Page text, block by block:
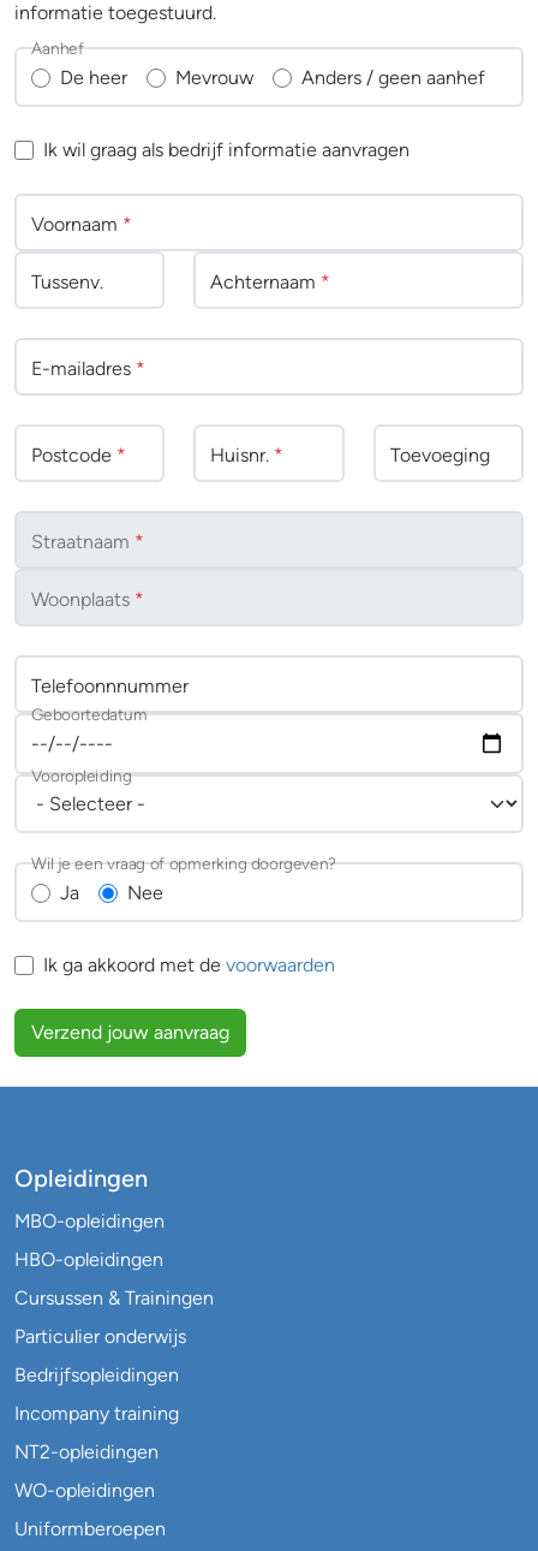
informatie toegestuurd.
De heer Mevrouw Anders / geen aanhef
Aanhef
Ik wil graag als bedrijf informatie aanvragen
Voornaam *
Tussenv. Achternaam *
E-mailadres *
Postcode * Huisnr. * Toevoeging
Straatnaam *
Woonplaats *
Telefoonnnummer
Geboortedatum
Vooropleiding
Ja Nee
Wil je een vraag of opmerking doorgeven?
Ik ga akkoord met de voorwaarden
Verzend jouw aanvraag
Opleidingen
MBO-opleidingen
HBO-opleidingen
Cursussen & Trainingen
Particulier onderwijs
Bedrijfsopleidingen
Incompany training
NT2-opleidingen
WO-opleidingen
Uniformberoepen